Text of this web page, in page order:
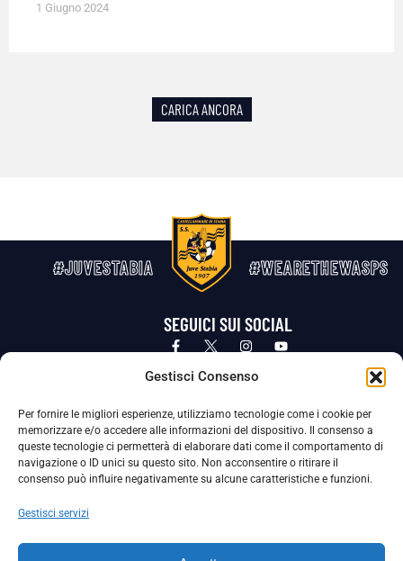
Gestisci Consenso
Per fornire le migliori esperienze, utilizziamo tecnologie come i cookie per
memorizzare e/o accedere alle informazioni del dispositivo. Il consenso a
queste tecnologie ci permetterà di elaborare dati come il comportamento di
navigazione o ID unici su questo sito. Non acconsentire o ritirare il
consenso può influire negativamente su alcune caratteristiche e funzioni.
Gestisci servizi
1 Giugno 2024
CARICA ANCORA
#JUVESTABIA #WEARETHEWASPS
SEGUICI SUI SOCIAL
Privacy Policy Cookie Policy
La Società ha nominato il Responsabile della Protezione dei Dati Personali (DPO), figura specializzata che vigila sulle modalità
adottate dalla nostra Società per tutelare i Suoi dati personali.
Per contattare il DPO può scrivere a